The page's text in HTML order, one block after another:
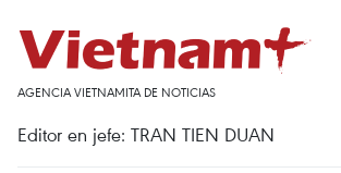
AGENCIA VIETNAMITA DE NOTICIAS
Editor en jefe: TRAN TIEN DUAN